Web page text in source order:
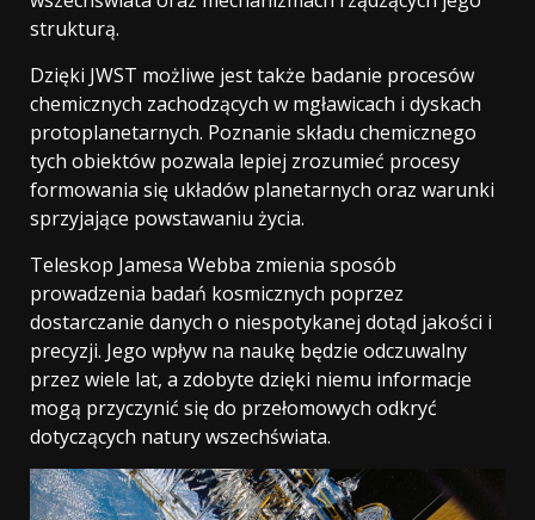
strukturą.
Dzięki JWST możliwe jest także badanie procesów
chemicznych zachodzących w mgławicach i dyskach
protoplanetarnych. Poznanie składu chemicznego
tych obiektów pozwala lepiej zrozumieć procesy
formowania się układów planetarnych oraz warunki
sprzyjające powstawaniu życia.
Teleskop Jamesa Webba zmienia sposób
prowadzenia badań kosmicznych poprzez
dostarczanie danych o niespotykanej dotąd jakości i
precyzji. Jego wpływ na naukę będzie odczuwalny
przez wiele lat, a zdobyte dzięki niemu informacje
mogą przyczynić się do przełomowych odkryć
dotyczących natury wszechświata.